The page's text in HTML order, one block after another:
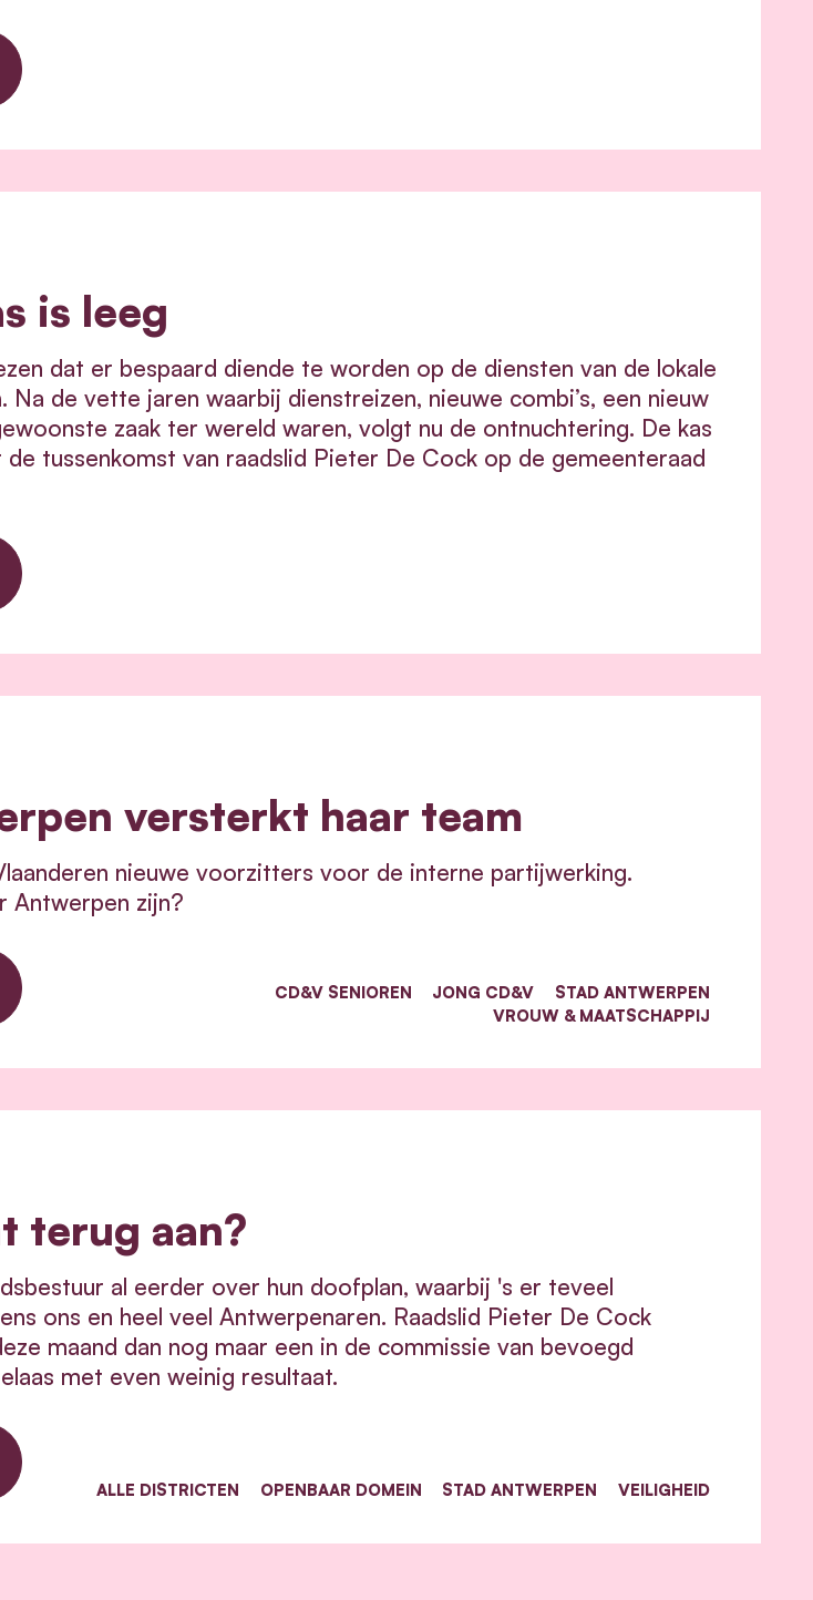
is leeg
dat er bespaard diende te worden op de diensten van de lokale
de vette jaren waarbij dienstreizen, nieuwe combi’s, een nieuw
zaak ter wereld waren, volgt nu de ontnuchtering. De kas
de tussenkomst van raadslid Pieter De Cock op de gemeenteraad
versterkt haar team
nieuwe voorzitters voor de interne partijwerking.
Antwerpen zijn?
CD&V SENIOREN JONG CD&V
STAD ANTWERPEN
VROUW & MAATSCHAPPIJ
terug aan?
al eerder over hun doofplan, waarbij 's er teveel
ons en heel veel Antwerpenaren. Raadslid Pieter De Cock
maand dan nog maar een in de commissie van bevoegd
met even weinig resultaat.
ALLE DISTRICTEN OPENBAAR DOMEIN STAD ANTWERPEN VEILIGHEID